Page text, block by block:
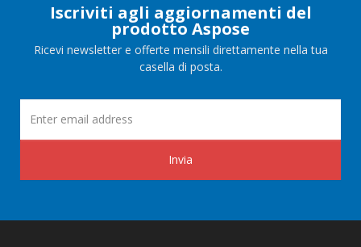
Iscriviti agli aggiornamenti del
prodotto Aspose
Ricevi newsletter e offerte mensili direttamente nella tua
casella di posta.
Invia